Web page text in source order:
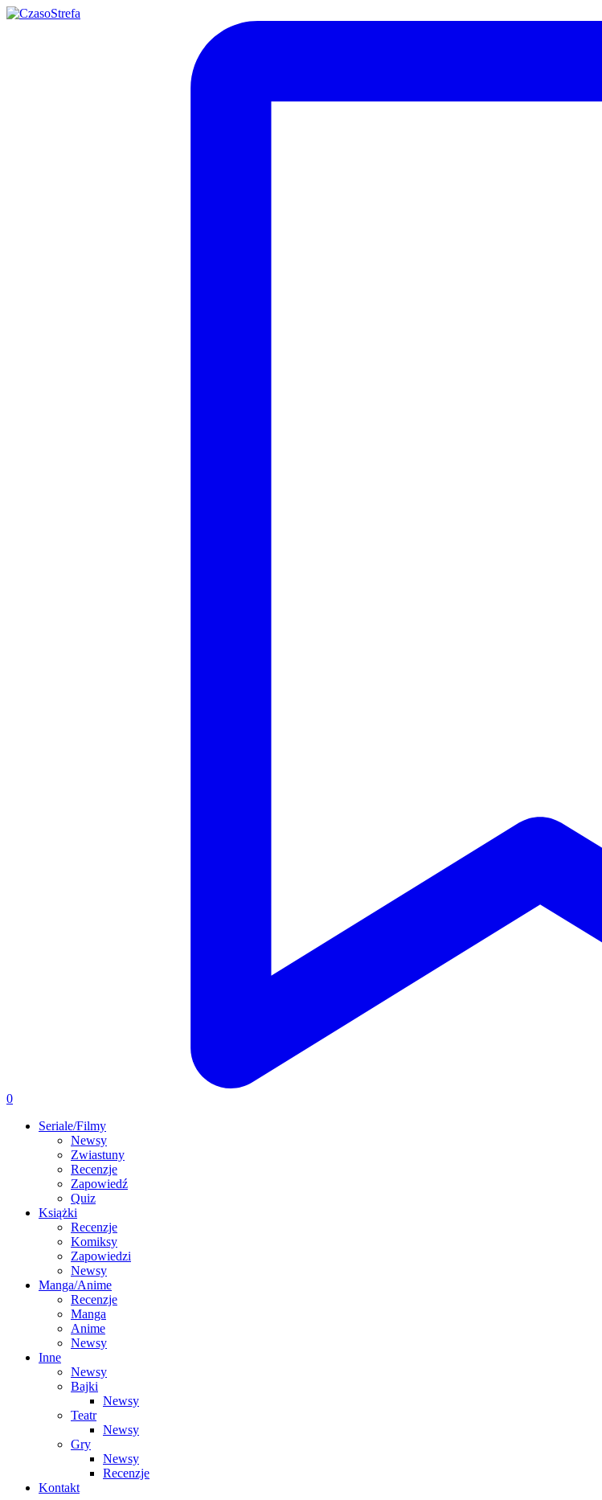
0
Seriale/Filmy
Newsy
Zwiastuny
Recenzje
Zapowiedź
Quiz
Książki
Recenzje
Komiksy
Zapowiedzi
Newsy
Manga/Anime
Recenzje
Manga
Anime
Newsy
Inne
Newsy
Bajki
Newsy
Teatr
Newsy
Gry
Newsy
Recenzje
Kontakt